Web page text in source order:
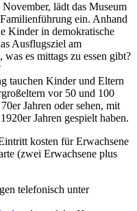
lädt das Museum
ein. Anhand
Kinder in demokratische
Ausflugsziel am
es mittags zu essen gibt?
tauchen Kinder und Eltern
vor 50 und 100
Jahren oder sehen, mit
Jahren gespielt haben.
kosten für Erwachsene
(zwei Erwachsene plus
telefonisch unter